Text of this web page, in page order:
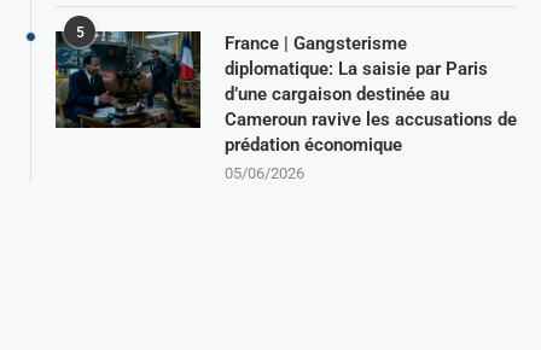
5
France | Gangsterisme
diplomatique: La saisie par Paris
d’une cargaison destinée au
Cameroun ravive les accusations de
prédation économique
05/06/2026